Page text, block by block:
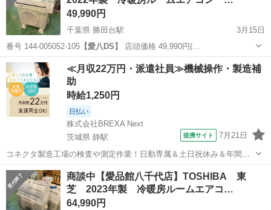
49,990円
千葉県 勝田台駅
3月15日
番号 144-005052-105【愛八DS】 店頭価格 49,990円(…
千葉 八千代市 勝田台駅 季節、空調家電 商品
≪月収22万円・派遣社員≫機械操作・製造補
助
時給1,250円
日払い
株式会社BREXA Next
茨城県 静駅
提携サイト 7月21日
コネクタ製造工場の検査や測定作業！日勤専属＆土日祝休み＆年間休
日128日★クリーンルーム内作業★マイカー通勤OK＆無料駐車場あり
★就業先食堂利用可！日払い制度あり！《茨城県常陸大宮市》 人気の
工場のお仕事 ◇コネクタ製造工...
茨城 常陸大宮市 静駅 その他
商談中【愛品館八千代店】TOSHIBA 東
芝 2023年製 冷暖房ルームエアコ…
64,990円